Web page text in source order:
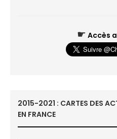
☛ Accès
2015-2021 : CARTES DES
EN FRANCE